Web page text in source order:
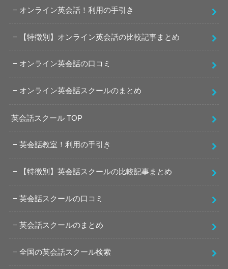
オンライン英会話！利用の手引き
【特徴別】オンライン英会話の比較記事まとめ
オンライン英会話の口コミ
オンライン英会話スクールのまとめ
英会話スクール TOP
英会話教室！利用の手引き
【特徴別】英会話スクールの比較記事まとめ
英会話スクールの口コミ
英会話スクールのまとめ
全国の英会話スクール検索